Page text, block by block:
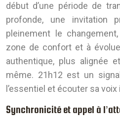
début d’une période de
profonde, une invitation
pleinement le
zone de confort et à
authentique, plus alignée
même. 21h12 est un
l’essentiel et écouter sa
Synchronicité et appel à